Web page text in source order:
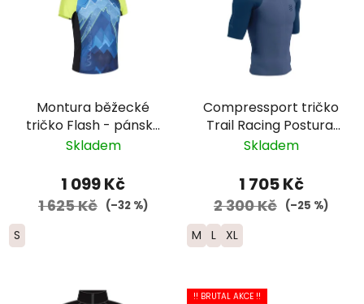
Montura běžecké
tričko Flash - pánské
- tmavě modrá/žlutá
Skladem
1 099 Kč
1 625 Kč (–32 %)
S
Compressport tričko
Trail Racing Postural
2025 - pánské -
Skladem
1 705 Kč
2 300 Kč (–25 %)
M L XL
!! BRUTAL AKCE !!